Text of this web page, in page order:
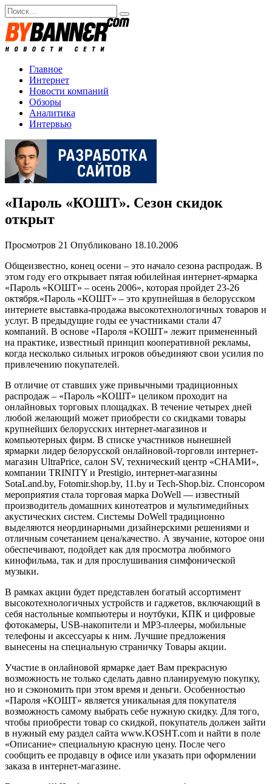
Перейти
к
содержанию
Search
for:
Главное
Интернет
Новости компаний
Обзоры
Аналитика
Интервью
«Пароль «КОШТ». Сезон скидок
открыт
Просмотров 21 Опубликовано 18.10.2006
Общеизвестно, конец осени – это начало сезона распродаж. В
этом году его открывает пятая юбилейная интернет-ярмарка
«Пароль «КОШТ» – осень 2006», которая пройдет 23-26
октября.«Пароль «КОШТ» – это крупнейшая в белорусском
интернете выставка-продажа высокотехнологичных товаров и
услуг. В предыдущие годы ее участниками стали 47
компаний. В основе «Пароля «КОШТ» лежит примененный
на практике, известный принцип кооперативной рекламы,
когда несколько сильных игроков объединяют свои усилия по
привлечению покупателей.
В отличие от ставших уже привычными традиционных
распродаж – «Пароль «КОШТ» целиком проходит на
онлайновых торговых площадках. В течение четырех дней
любой желающий может приобрести со скидками товары
крупнейших белорусских интернет-магазинов и
компьютерных фирм. В списке участников нынешней
ярмарки лидер белорусской онлайновой-торговли интернет-
магазин UltraPrice, салон SV, технический центр «СНАМИ»,
компании TRINITY и Prestigio, интернет-магазины
SotaLand.by, Fotomir.shop.by, 11.by и Tech-Shop.biz. Спонсором
мероприятия стала торговая марка DoWell — известный
производитель домашних кинотеатров и мультимедийных
акустических систем. Системы DoWell традиционно
выделяются неординарными дизайнерскими решениями и
отличным сочетанием цена/качество. А звучание, которое они
обеспечивают, подойдет как для просмотра любимого
кинофильма, так и для прослушивания симфонической
музыки.
В рамках акции будет представлен богатый ассортимент
высокотехнологичных устройств и гаджетов, включающий в
себя настольные компьютеры и ноутбуки, КПК и цифровые
фотокамеры, USB-накопители и MP3-плееры, мобильные
телефоны и аксессуары к ним. Лучшие предложения
вынесены на специальную страничку Товары акции.
Участие в онлайновой ярмарке дает Вам прекрасную
возможность не только сделать давно планируемую покупку,
но и сэкономить при этом время и деньги. Особенностью
«Пароля «КОШТ» является уникальная для покупателя
возможность самому выбрать себе нужную скидку. Для того,
чтобы приобрести товар со скидкой, покупатель должен зайти
в нужный ему раздел сайта www.KOSHT.com и найти в поле
«Описание» специальную красную цену. После чего
сообщить ее продавцу в офисе или указать при оформлении
заказа в интернет-магазине.